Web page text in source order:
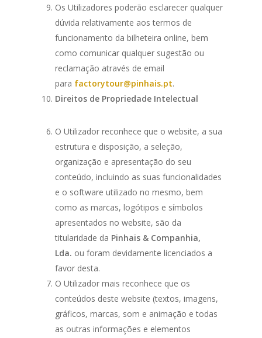
Os Utilizadores poderão esclarecer qualquer
dúvida relativamente aos termos de
funcionamento da bilheteira online, bem
como comunicar qualquer sugestão ou
reclamação através de email
para factorytour@pinhais.pt.
Direitos de Propriedade Intelectual
O Utilizador reconhece que o website, a sua
estrutura e disposição, a seleção,
organização e apresentação do seu
conteúdo, incluindo as suas funcionalidades
e o software utilizado no mesmo, bem
como as marcas, logótipos e símbolos
apresentados no website, são da
titularidade da Pinhais & Companhia,
Lda. ou foram devidamente licenciados a
favor desta.
O Utilizador mais reconhece que os
conteúdos deste website (textos, imagens,
gráficos, marcas, som e animação e todas
as outras informações e elementos